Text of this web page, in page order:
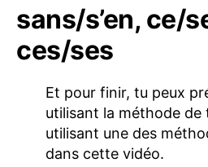
sans/s’en, ce/
ces/ses
Et pour finir, tu peux
utilisant la méthode de
utilisant une des
dans cette vidéo.